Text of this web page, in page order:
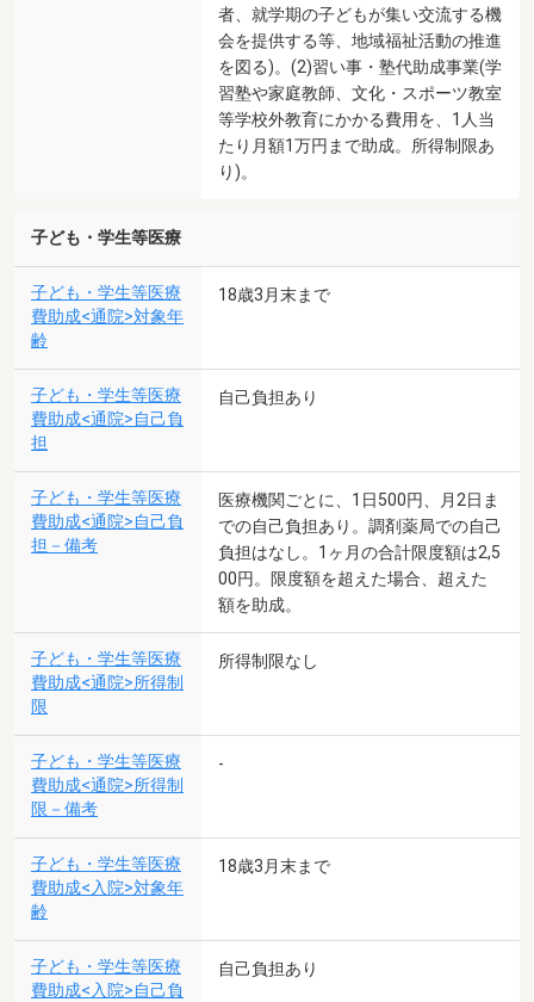
者、就学期の子どもが集い交流する機
会を提供する等、地域福祉活動の推進
を図る)。(2)習い事・塾代助成事業(学
習塾や家庭教師、文化・スポーツ教室
等学校外教育にかかる費用を、1人当
たり月額1万円まで助成。所得制限あ
り)。
子ども・学生等医療
子ども・学生等医療
費助成<通院>対象年
齢
18歳3月末まで
子ども・学生等医療
費助成<通院>自己負
担
自己負担あり
子ども・学生等医療
費助成<通院>自己負
担－備考
医療機関ごとに、1日500円、月2日ま
での自己負担あり。調剤薬局での自己
負担はなし。1ヶ月の合計限度額は2,5
00円。限度額を超えた場合、超えた
額を助成。
子ども・学生等医療
費助成<通院>所得制
限
所得制限なし
子ども・学生等医療
費助成<通院>所得制
限－備考
-
子ども・学生等医療
費助成<入院>対象年
齢
18歳3月末まで
子ども・学生等医療
費助成<入院>自己負
自己負担あり